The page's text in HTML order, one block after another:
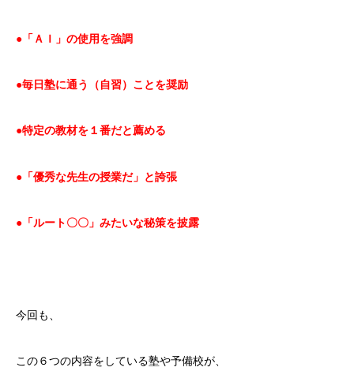
●「ＡＩ」の使用を強調
●毎日塾に通う（自習）ことを奨励
●特定の教材を１番だと薦める
●「優秀な先生の授業だ」と誇張
●「ルート〇〇」みたいな秘策を披露
今回も、
この６つの内容をしている塾や予備校が、